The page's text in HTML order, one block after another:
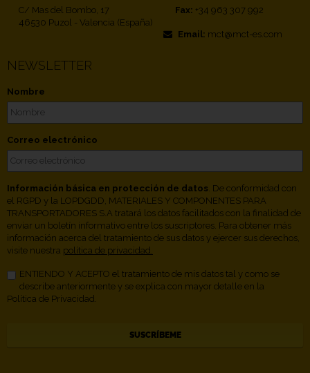
C/ Mas del Bombo, 17
46530 Puzol - Valencia (España)
Fax: +34 963 307 992
Email: mct@mct-es.com
NEWSLETTER
Nombre
Correo electrónico
Información básica en protección de datos . De conformidad con
el RGPD y la LOPDGDD, MATERIALES Y COMPONENTES PARA
TRANSPORTADORES S.A tratará los datos facilitados con la finalidad de
enviar un boletín informativo entre los suscriptores. Para obtener más
información acerca del tratamiento de sus datos y ejercer sus derechos,
visite nuestra política de privacidad.
ENTIENDO Y ACEPTO el tratamiento de mis datos tal y como se
describe anteriormente y se explica con mayor detalle en la
Política de Privacidad.